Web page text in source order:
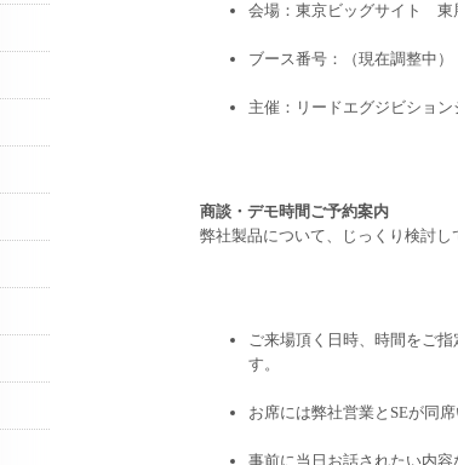
会場：東京ビッグサイト 東
ブース番号：（現在調整中）
主催：リードエグジビション
商談・デモ時間ご予約案内
弊社製品について、じっくり検討し
ご来場頂く日時、時間をご
す。
お席には弊社営業とSEが同席
事前に当日お話されたい内容